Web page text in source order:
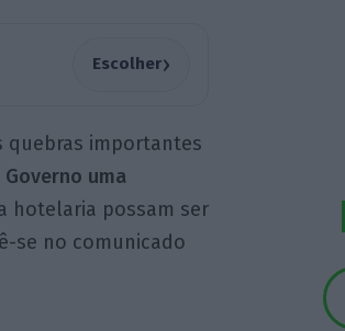
Escolher›
quebras importantes
uma
hotelaria possam ser
se no comunicado